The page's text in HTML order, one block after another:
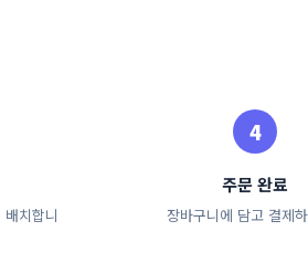
치합니
주문 완료
장바구니에 담고 결제